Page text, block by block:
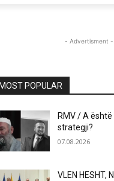
- Advertisment -
MOST POPULAR
RMV / A
strategji?
07.08.2026
VLEN HESHT,